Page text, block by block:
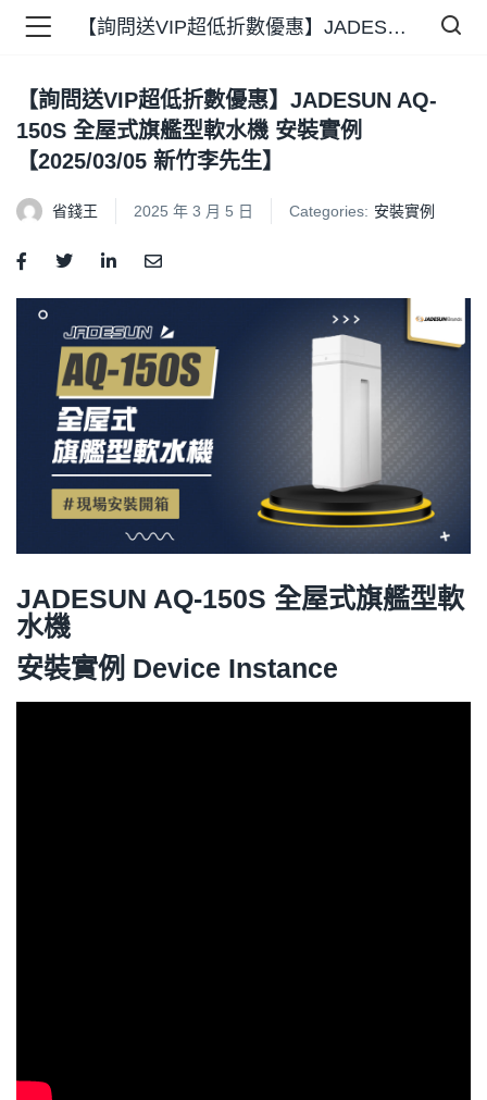
)
【詢問送VIP超低折數優惠】JADESUN AQ-150S 全屋式旗艦型軟水機 安裝實例【2025/03/05 新竹李先生】
【詢問送VIP超低折數優惠】JADESUN AQ-
150S 全屋式旗艦型軟水機 安裝實例
【2025/03/05 新竹李先生】
省錢王 2025 年 3 月 5 日 Categories: 安裝實例
JADESUN AQ-150S 全屋式旗艦型軟
水機
安裝實例 Device Instance